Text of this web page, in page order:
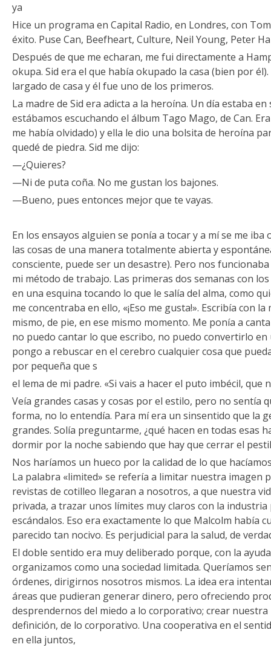
ya
Hice un programa en Capital Radio, en Londres, con
éxito. Puse Can, Beefheart, Culture, Neil Young, Peter
Después de que me echaran, me fui directamente a
okupa. Sid era el que había okupado la casa (bien por
largado de casa y él fue uno de los primeros.
La madre de Sid era adicta a la heroína. Un día estaba en
estábamos escuchando el álbum Tago Mago, de Can.
me había olvidado) y ella le dio una bolsita de heroína
quedé de piedra. Sid me dijo:
—¿Quieres?
—Ni de puta coña. No me gustan los bajones.
—Bueno, pues entonces mejor que te vayas.
En los ensayos alguien se ponía a tocar y a mí se me
las cosas de una manera totalmente abierta y
consciente, puede ser un desastre). Pero nos
mi método de trabajo. Las primeras dos semanas con
en una esquina tocando lo que le salía del alma, como
me concentraba en ello, «¡Eso me gusta!». Escribía con
mismo, de pie, en ese mismo momento. Me ponía a
no puedo cantar lo que escribo, no puedo convertirlo en
pongo a rebuscar en el cerebro cualquier cosa que
por pequeña que s
el lema de mi padre. «Si vais a hacer el puto imbécil, que
Veía grandes casas y cosas por el estilo, pero no sentía
forma, no lo entendía. Para mí era un sinsentido que la
grandes. Solía preguntarme, ¿qué hacen en todas esas
dormir por la noche sabiendo que hay que cerrar el
Nos haríamos un hueco por la calidad de lo que
La palabra «limited» se refería a limitar nuestra imagen
revistas de cotilleo llegaran a nosotros, a que nuestra
privada, a trazar unos límites muy claros con la
escándalos. Eso era exactamente lo que Malcolm había
parecido tan nocivo. Es perjudicial para la salud, de
El doble sentido era muy deliberado porque, con la
organizamos como una sociedad limitada. Queríamos
órdenes, dirigirnos nosotros mismos. La idea era
áreas que pudieran generar dinero, pero ofreciendo
desprendernos del miedo a lo corporativo; crear
definición, de lo corporativo. Una cooperativa en el
en ella juntos,